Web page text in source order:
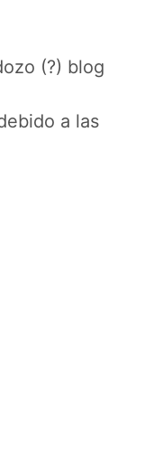
(?) blog
a las